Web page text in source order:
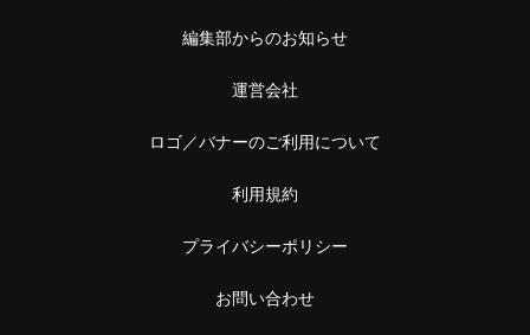
編集部からのお知らせ
運営会社
ロゴ／バナーのご利用について
利用規約
プライバシーポリシー
お問い合わせ